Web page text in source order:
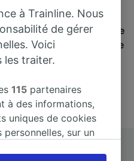
en train et en bus.
votre voyage commence
de 170 compagnies de
achetez vos billets sur
bus
à Trainline. Nous
de gérer
Voici
les traiter.
115 partenaires
à des informations,
uniques de cookies
sur un